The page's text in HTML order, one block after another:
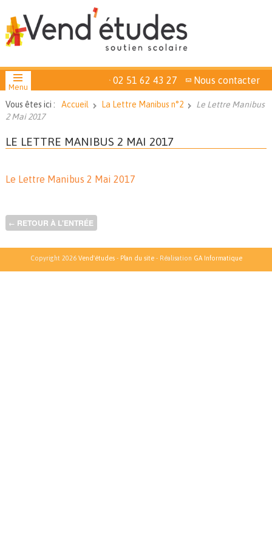
02 51 62 43 27 Nous contacter
Vous êtes ici : Accueil La Lettre Manibus n°2
Le Lettre Manibus
2 Mai 2017
LE LETTRE MANIBUS 2 MAI 2017
Le Lettre Manibus 2 Mai 2017
← RETOUR À L'ENTRÉE
Copyright 2026 Vend'études- Plan du site- Réalisation GA Informatique
Menu